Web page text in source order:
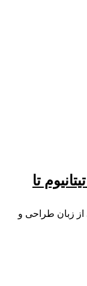
پرو؛ از تیتانیوم تا
عالی از زبان طراحی و